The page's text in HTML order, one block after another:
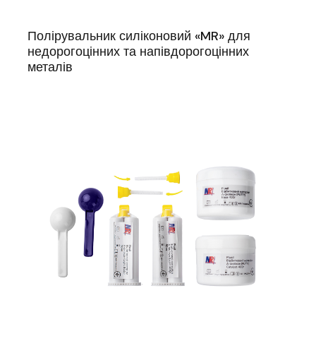
Полірувальник силіконовий «MR» для
недорогоцінних та напівдорогоцінних
металів